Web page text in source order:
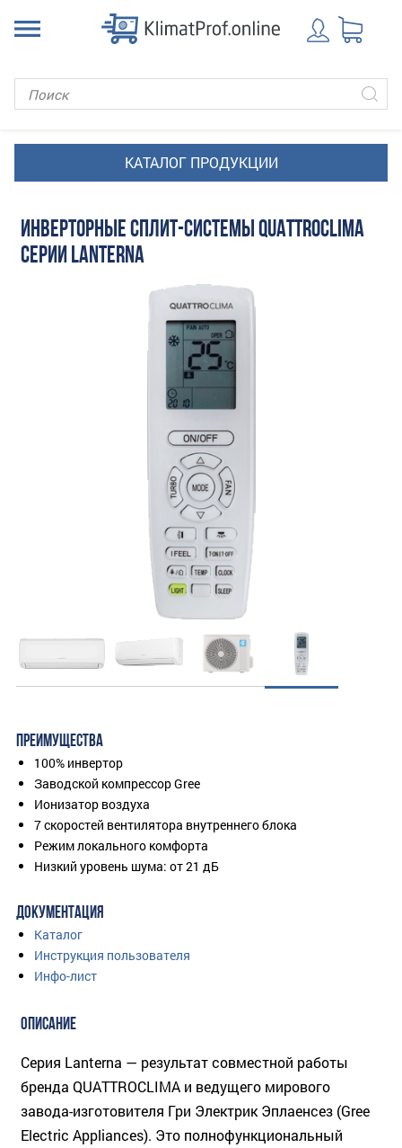
ИНВЕРТОРНЫЕ СПЛИТ-СИСТЕМЫ QUATTROCLIMA
СЕРИИ LANTERNA
ПРЕИМУЩЕСТВА
100% инвертор
Заводской компрессор Gree
Ионизатор воздуха
7 скоростей вентилятора внутреннего блока
Режим локального комфорта
Низкий уровень шума: от 21 дБ
ДОКУМЕНТАЦИЯ
Каталог
Инструкция пользователя
Инфо-лист
ОПИСАНИЕ
Серия Lanterna — результат совместной работы
бренда QUATTROCLIMA и ведущего мирового
завода-изготовителя Гри Электрик Эплаенсез (Gree
Electric Appliances). Это полнофункциональный